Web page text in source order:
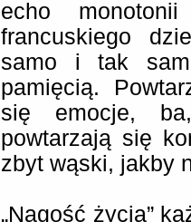
echo
francuskiego
samo i tak
pamięcią.
się emocje,
powtarzają się
zbyt wąski, jakby
„Nagość życia”